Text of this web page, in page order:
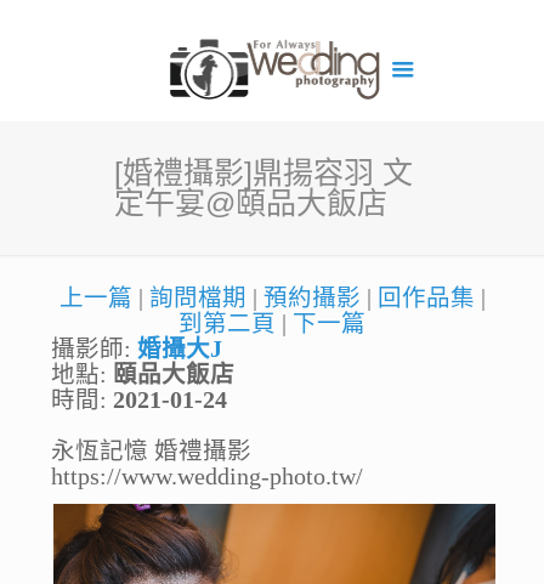
[婚禮攝影]鼎揚容羽 文
定午宴@頤品大飯店
上一篇 詢問檔期 預約攝影 回作品集
到第二頁
下一篇
攝影師: 婚攝大J
地點: 頤品大飯店
時間: 2021-01-24
永恆記憶 婚禮攝影
https://www.wedding-photo.tw/